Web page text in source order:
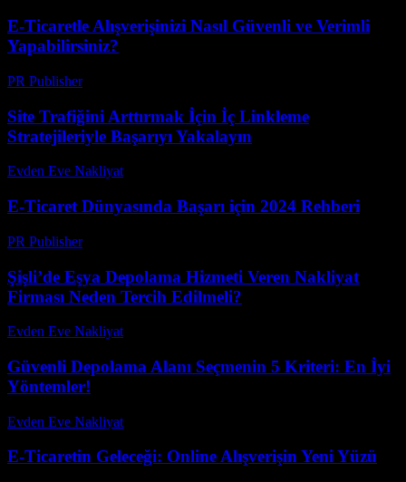
E-Ticaretle Alışverişinizi Nasıl Güvenli ve Verimli
Yapabilirsiniz?
PR Publisher-
Site Trafiğini Arttırmak İçin İç Linkleme
Stratejileriyle Başarıyı Yakalayın
Evden Eve Nakliyat-
E-Ticaret Dünyasında Başarı için 2024 Rehberi
PR Publisher-
Şişli’de Eşya Depolama Hizmeti Veren Nakliyat
Firması Neden Tercih Edilmeli?
Evden Eve Nakliyat
Güvenli Depolama Alanı Seçmenin 5 Kriteri: En İyi
Yöntemler!
Evden Eve Nakliyat
E-Ticaretin Geleceği: Online Alışverişin Yeni Yüzü